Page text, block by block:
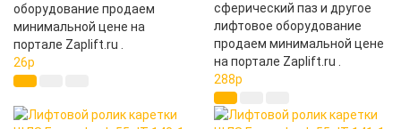
оборудование продаем
минимальной цене на
портале Zaplift.ru .
26p
сферический паз и другое
лифтовое оборудование
продаем минимальной цене
на портале Zaplift.ru .
288p